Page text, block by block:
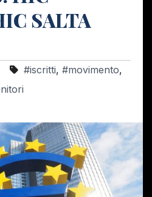
SALTA
#iscritti, #movimento,